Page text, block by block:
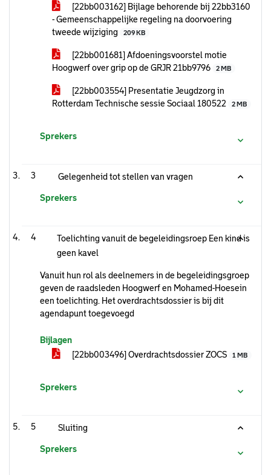
[22bb003162] Bijlage behorende bij 22bb3160
- Gemeenschappelijke regeling na doorvoering
tweede wijziging
209 KB
[22bb001681] Afdoeningsvoorstel motie
Hoogwerf over grip op de GRJR 21bb9796
2 MB
[22bb003554] Presentatie Jeugdzorg in
Rotterdam Technische sessie Sociaal 180522
2 MB
Sprekers
3 Gelegenheid tot stellen van vragen
Sprekers
4
Toelichting vanuit de begeleidingsroep Een kind is
geen kavel
Vanuit hun rol als deelnemers in de begeleidingsgroep
geven de raadsleden Hoogwerf en Mohamed-Hoesein
een toelichting. Het overdrachtsdossier is bij dit
agendapunt toegevoegd
Bijlagen
[22bb003496] Overdrachtsdossier ZOCS
1 MB
Sprekers
5 Sluiting
Sprekers